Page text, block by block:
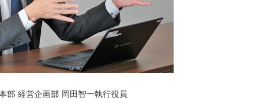
部 経営企画部 岡田智一執行役員